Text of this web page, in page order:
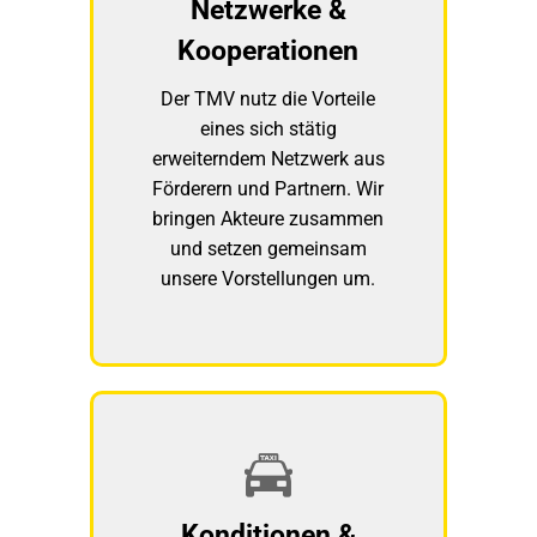
Netzwerke &
Kooperationen
Der TMV nutz die Vorteile
eines sich stätig
erweiterndem Netzwerk aus
Förderern und Partnern. Wir
bringen Akteure zusammen
und setzen gemeinsam
unsere Vorstellungen um.